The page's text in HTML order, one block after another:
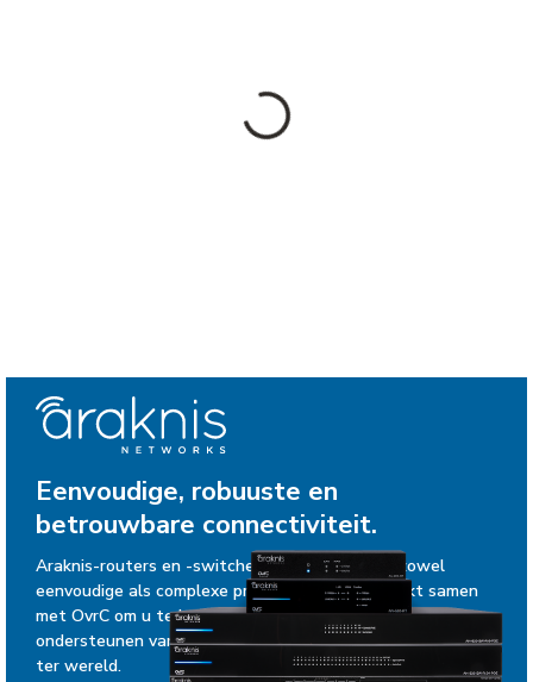
Eenvoudige, robuuste en
betrouwbare connectiviteit.
Araknis-routers en -switches zijn perfect voor zowel
eenvoudige als complexe projecten. Araknis werkt samen
met OvrC om u te helpen bij het configureren en
ondersteunen van het netwerk van uw klanten, waar ook
ter wereld.